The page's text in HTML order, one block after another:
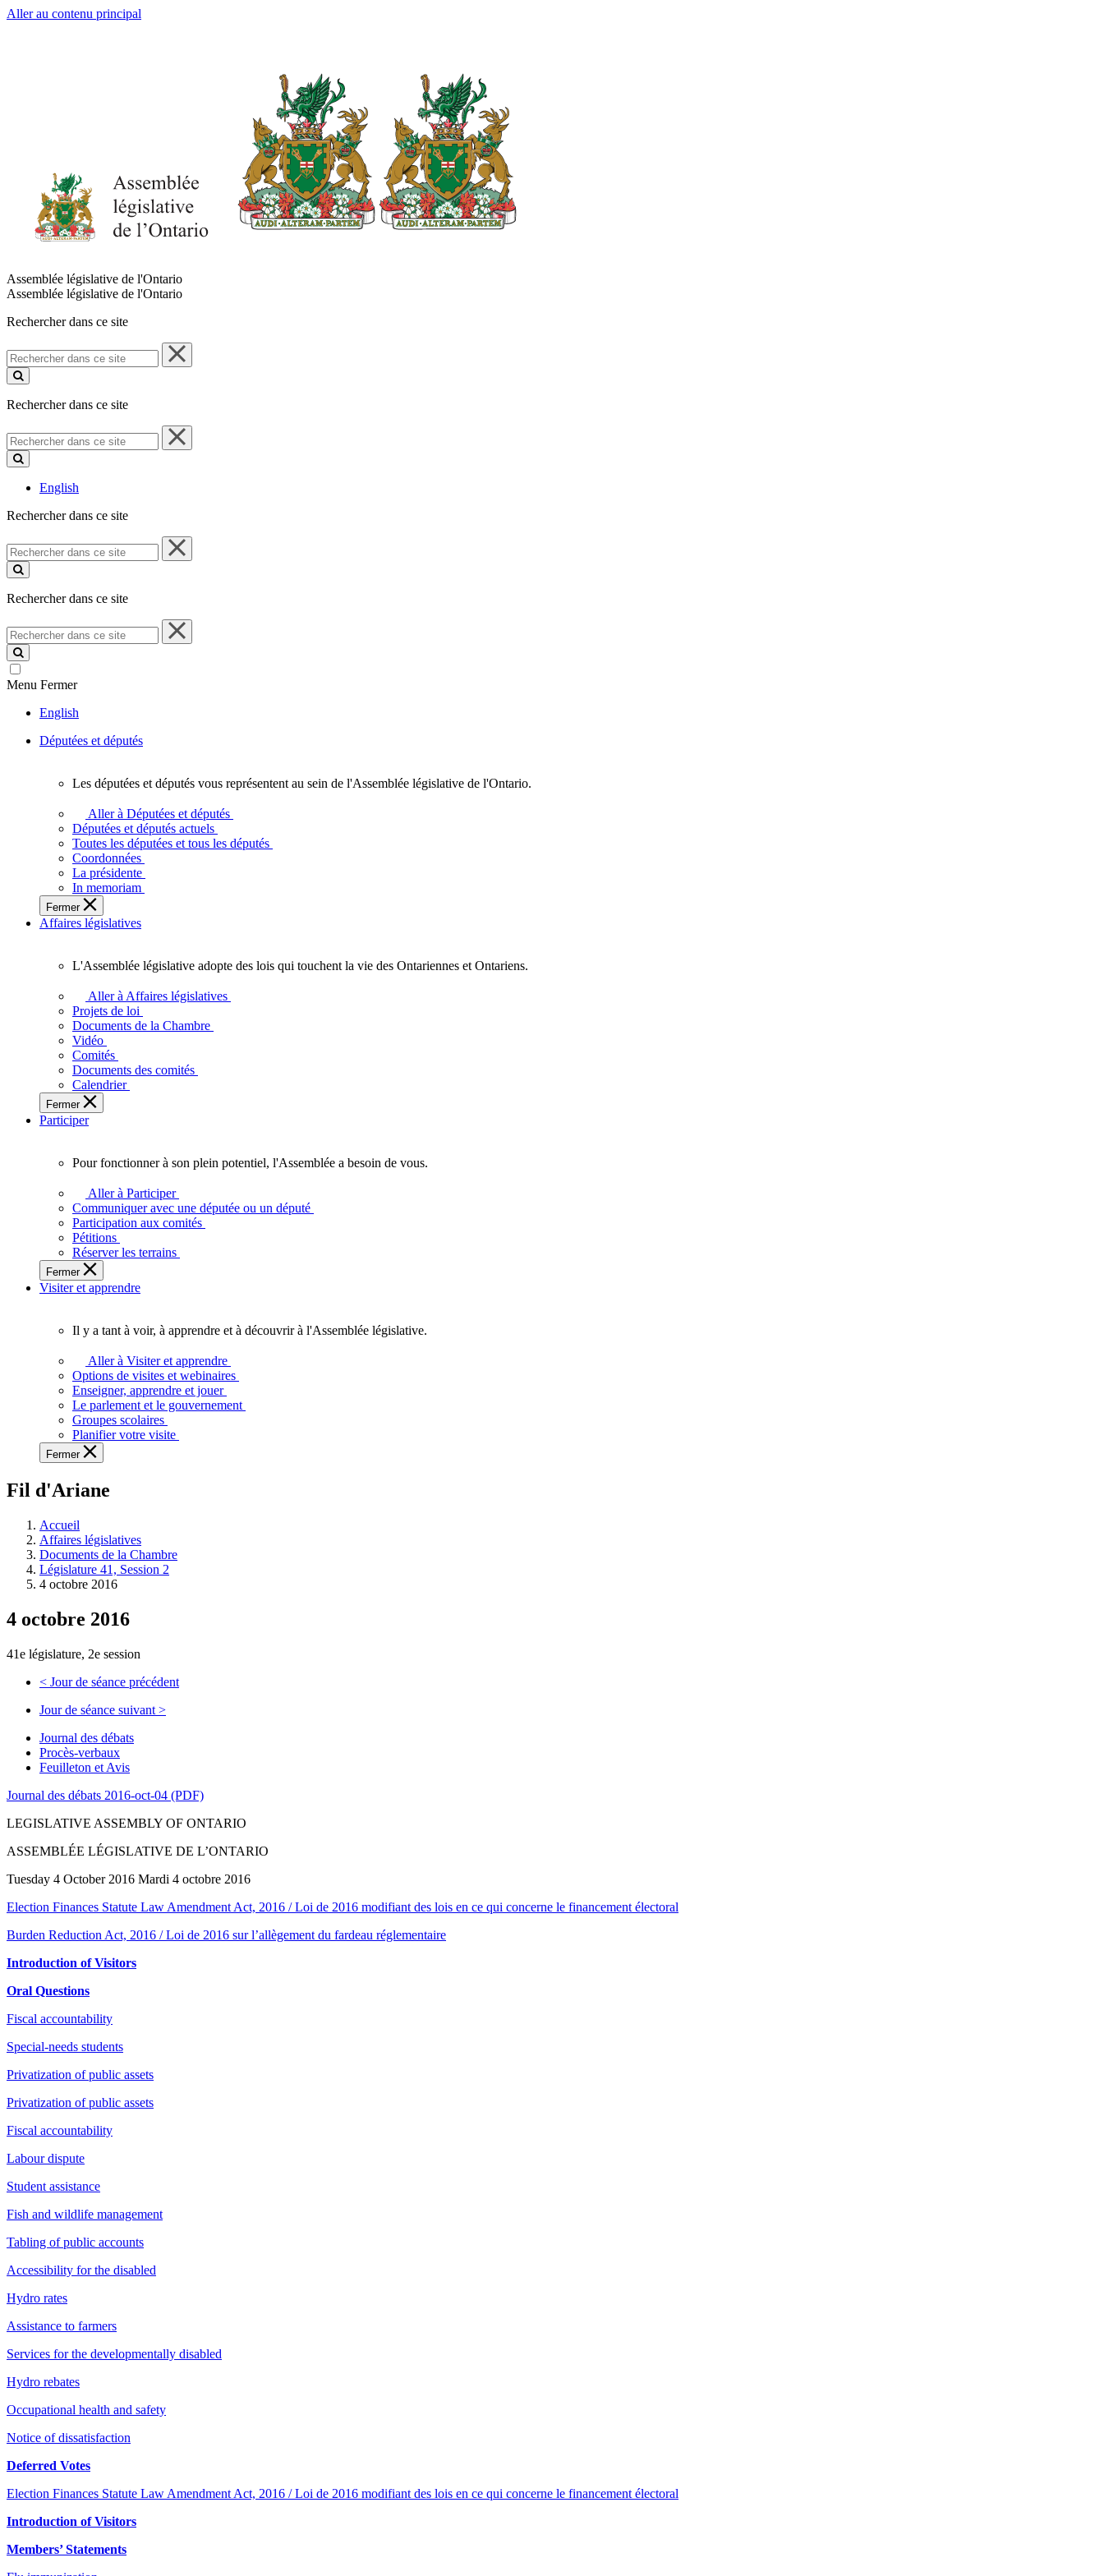
Aller au contenu principal
Assemblée législative de l'Ontario
Assemblée législative de l'Ontario
Rechercher dans ce site
Rechercher
dans
ce
Rechercher dans ce site
Rechercher
dans
ce
English
Rechercher dans ce site
Rechercher
dans
ce
Rechercher dans ce site
Rechercher
dans
ce
site
Menu Fermer
English
Députées et députés
députées
députés
vous
représentent
sein
de
l'Assemblée
l'Ontario.
Les députées et députés vous représentent au sein de l'Assemblée législative de l'Ontario.
Aller à Députées et députés
Députées et députés actuels
Toutes les députées et tous les députés
Coordonnées
La présidente
In memoriam
Fermer
Affaires législatives
législative
adopte
touchent
vie
des
Ontariennes
Ontariens.
L'Assemblée législative adopte des lois qui touchent la vie des Ontariennes et Ontariens.
Aller à Affaires législatives
Projets de loi
Documents de la Chambre
Vidéo
Comités
Documents des comités
Calendrier
Fermer
Participer
fonctionner
plein
potentiel,
l'Assemblée
a
besoin
Pour fonctionner à son plein potentiel, l'Assemblée a besoin de vous.
Aller à Participer
Communiquer avec une députée ou un député
Participation aux comités
Pétitions
Réserver les terrains
Fermer
Visiter et apprendre
voir,
apprendre
et
découvrir
l'Assemblée
législative.
Il y a tant à voir, à apprendre et à découvrir à l'Assemblée législative.
Aller à Visiter et apprendre
Options de visites et webinaires
Enseigner, apprendre et jouer
Le parlement et le gouvernement
Groupes scolaires
Planifier votre visite
Fermer
Fil d'Ariane
Accueil
Affaires législatives
Documents de la Chambre
Législature 41, Session 2
4 octobre 2016
4 octobre 2016
41e législature, 2e session
< Jour de séance précédent
Jour de séance suivant >
Journal des débats
Procès-verbaux
Feuilleton et Avis
Journal des débats 2016-oct-04 (PDF)
LEGISLATIVE ASSEMBLY OF ONTARIO
ASSEMBLÉE LÉGISLATIVE DE L’ONTARIO
Tuesday 4 October 2016 Mardi 4 octobre 2016
Election Finances Statute Law Amendment Act, 2016 / Loi de 2016 modifiant des lois en ce qui concerne le financement électoral
Burden Reduction Act, 2016 / Loi de 2016 sur l’allègement du fardeau réglementaire
Introduction of Visitors
Oral Questions
Fiscal accountability
Special-needs students
Privatization of public assets
Privatization of public assets
Fiscal accountability
Labour dispute
Student assistance
Fish and wildlife management
Tabling of public accounts
Accessibility for the disabled
Hydro rates
Assistance to farmers
Services for the developmentally disabled
Hydro rebates
Occupational health and safety
Notice of dissatisfaction
Deferred Votes
Election Finances Statute Law Amendment Act, 2016 / Loi de 2016 modifiant des lois en ce qui concerne le financement électoral
Introduction of Visitors
Members’ Statements